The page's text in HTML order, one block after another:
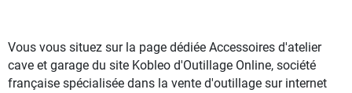
Vous vous situez sur la page dédiée Accessoires d'atelier
cave et garage du site Kobleo d'Outillage Online, société
française spécialisée dans la vente d'outillage sur internet